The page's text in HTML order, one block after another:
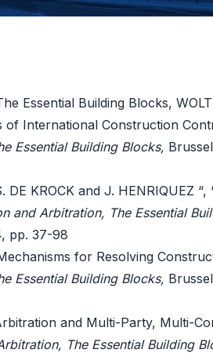
Essential Building Blocks,
of International Construction
Essential Building Blocks,
DE KROCK and J. HENRIQUEZ
and Arbitration, The Essential
pp. 37-98
for Resolving
Essential Building Blocks,
and Multi-Party, Multi-
The Essential Building